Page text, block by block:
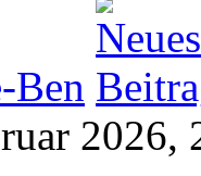
Ben
2026,